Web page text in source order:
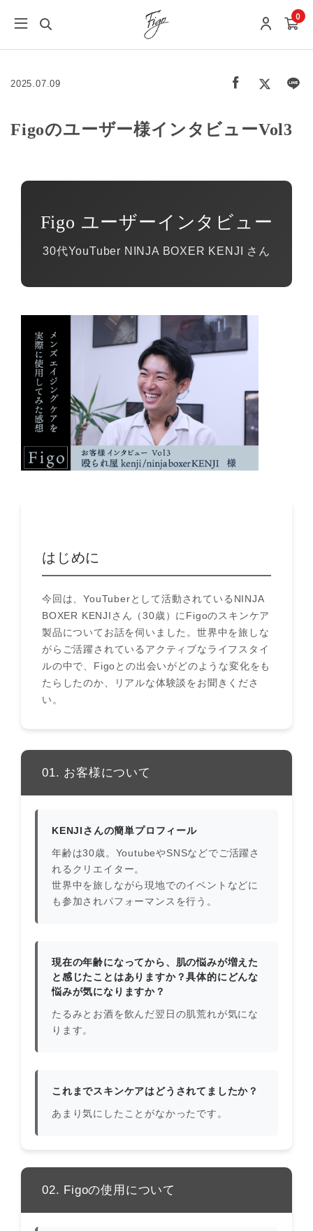
0
2025.07.09
Figoのユーザー様インタビューVol3
Figo ユーザーインタビュー
30代YouTuber NINJA BOXER KENJI さん
はじめに
今回は、YouTuberとして活動されているNINJA
BOXER KENJIさん（30歳）にFigoのスキンケア
製品についてお話を伺いました。世界中を旅しな
がらご活躍されているアクティブなライフスタイ
ルの中で、Figoとの出会いがどのような変化をも
たらしたのか、リアルな体験談をお聞きくださ
い。
01. お客様について
KENJIさんの簡単プロフィール
年齢は30歳。YoutubeやSNSなどでご活躍さ
れるクリエイター。
世界中を旅しながら現地でのイベントなどに
も参加されパフォーマンスを行う。
現在の年齢になってから、肌の悩みが増えた
と感じたことはありますか？具体的にどんな
悩みが気になりますか？
たるみとお酒を飲んだ翌日の肌荒れが気にな
ります。
これまでスキンケアはどうされてましたか？
あまり気にしたことがなかったです。
02. Figoの使用について